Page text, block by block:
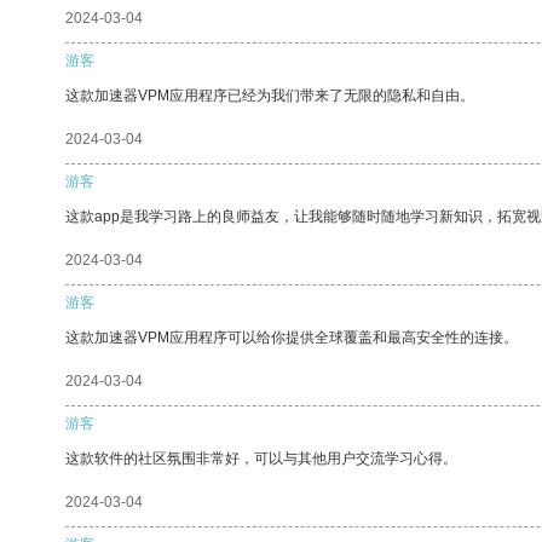
2024-03-04
游客
这款加速器VPM应用程序已经为我们带来了无限的隐私和自由。
2024-03-04
游客
这款app是我学习路上的良师益友，让我能够随时随地学习新知识，拓宽
2024-03-04
游客
这款加速器VPM应用程序可以给你提供全球覆盖和最高安全性的连接。
2024-03-04
游客
这款软件的社区氛围非常好，可以与其他用户交流学习心得。
2024-03-04